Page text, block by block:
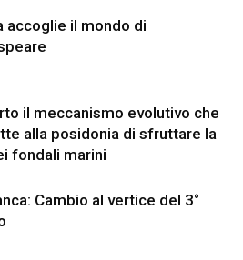
accoglie il mondo di
il meccanismo evolutivo che
alla posidonia di sfruttare la
fondali marini
Cambio al vertice del 3°